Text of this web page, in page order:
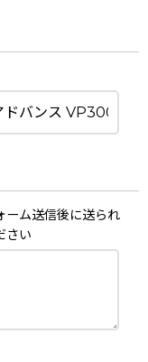
ム送信後に送られ
さい